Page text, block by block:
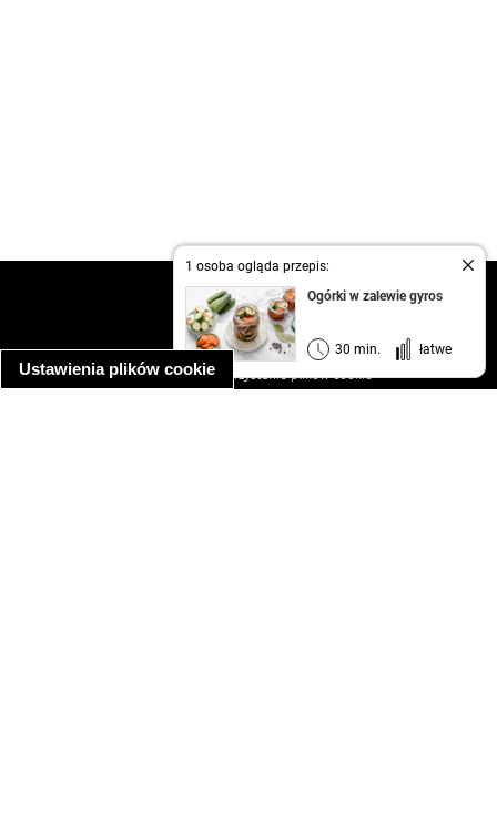
Ustawienia plików cookie
1 osoba ogląda przepis:
Ogórki w zalewie gyros
30 min. łatwe
kontakt
regulamin
informacja o prywatności
informacja o wykorzystaniu plików cookie